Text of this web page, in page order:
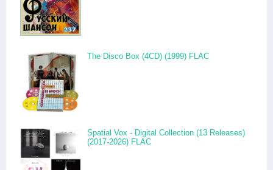
The Disco Box (4CD) (1999) FLAC
Spatial Vox - Digital Collection (13 Releases)
(2017-2026) FLAC